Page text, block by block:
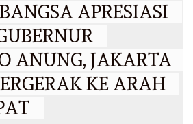
APRESIASI
ANUNG, JAKARTA
KE ARAH